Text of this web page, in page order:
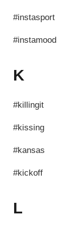
#instasport
#instamood
K
#killingit
#kissing
#kansas
#kickoff
L